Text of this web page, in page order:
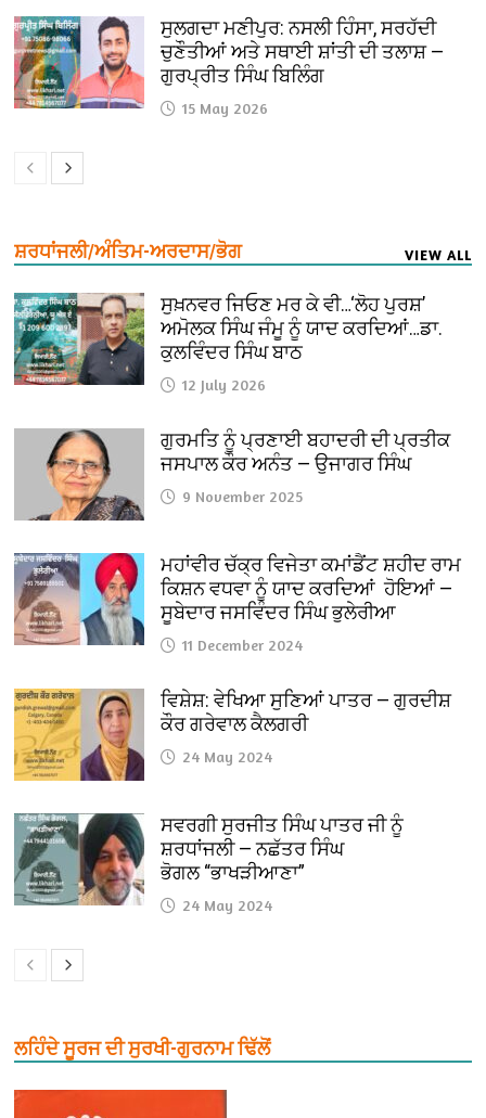
ਸੁਲਗਦਾ ਮਣੀਪੁਰ: ਨਸਲੀ ਹਿੰਸਾ, ਸਰਹੱਦੀ
ਚੁਣੌਤੀਆਂ ਅਤੇ ਸਥਾਈ ਸ਼ਾਂਤੀ ਦੀ ਤਲਾਸ਼ —
ਗੁਰਪ੍ਰੀਤ ਸਿੰਘ ਬਿਲਿੰਗ
15 May 2026
ਸ਼ਰਧਾਂਜਲੀ/ਅੰਤਿਮ-ਅਰਦਾਸ/ਭੋਗ VIEW ALL
ਸੁਖ਼ਨਵਰ ਜਿਓਣ ਮਰ ਕੇ ਵੀ…‘ਲੋਹ ਪੁਰਸ਼’
ਅਮੋਲਕ ਸਿੰਘ ਜੰਮੂ ਨੂੰ ਯਾਦ ਕਰਦਿਆਂ…ਡਾ.
ਕੁਲਵਿੰਦਰ ਸਿੰਘ ਬਾਠ
12 July 2026
ਗੁਰਮਤਿ ਨੂੰ ਪ੍ਰਣਾਈ ਬਹਾਦਰੀ ਦੀ ਪ੍ਰਤੀਕ
ਜਸਪਾਲ ਕੌਰ ਅਨੰਤ — ਉਜਾਗਰ ਸਿੰਘ
9 November 2025
ਮਹਾਂਵੀਰ ਚੱਕ੍ਰ ਵਿਜੇਤਾ ਕਮਾਂਡੈਂਟ ਸ਼ਹੀਦ ਰਾਮ
ਕਿਸ਼ਨ ਵਧਵਾ ਨੂੰ ਯਾਦ ਕਰਦਿਆਂ ਹੋਇਆਂ —
ਸੂਬੇਦਾਰ ਜਸਵਿੰਦਰ ਸਿੰਘ ਭੁਲੇਰੀਆ
11 December 2024
ਵਿਸ਼ੇਸ਼: ਵੇਖਿਆ ਸੁਣਿਆਂ ਪਾਤਰ — ਗੁਰਦੀਸ਼
ਕੌਰ ਗਰੇਵਾਲ ਕੈਲਗਰੀ
24 May 2024
ਸਵਰਗੀ ਸੁਰਜੀਤ ਸਿੰਘ ਪਾਤਰ ਜੀ ਨੂੰ
ਸ਼ਰਧਾਂਜਲੀ — ਨਛੱਤਰ ਸਿੰਘ
ਭੋਗਲ “ਭਾਖੜੀਆਣਾ”
24 May 2024
ਲਹਿੰਦੇ ਸੂਰਜ ਦੀ ਸੁਰਖੀ-ਗੁਰਨਾਮ ਢਿੱਲੋਂ